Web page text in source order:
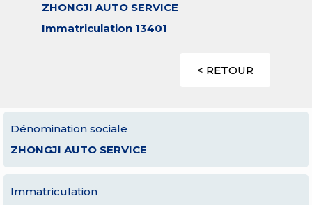
ZHONGJI AUTO SERVICE
Immatriculation 13401
< RETOUR
Dénomination sociale
ZHONGJI AUTO SERVICE
Immatriculation